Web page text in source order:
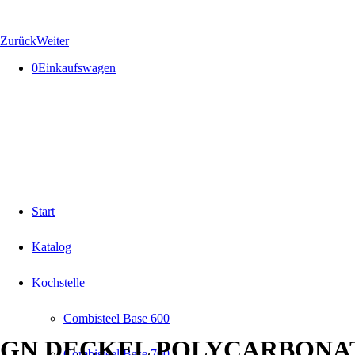
ZurückWeiter
0Einkaufswagen
Start
Katalog
Kochstelle
Combisteel Base 600